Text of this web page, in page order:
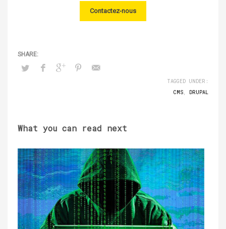
Contactez-nous
TAGGED UNDER:
CMS, DRUPAL
What you can read next